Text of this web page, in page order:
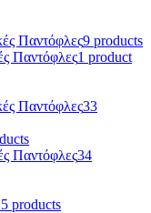
Παντόφλες9 products
Παντόφλες1 product
Παντόφλες33
Παντόφλες34
products